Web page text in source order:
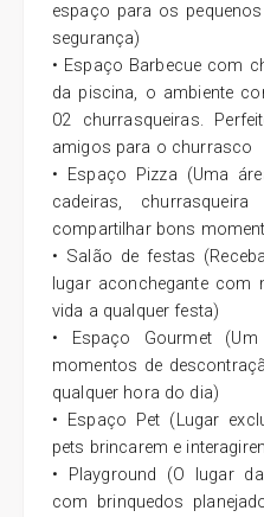
espaço para os
segurança)
• Espaço Barbecue com
da piscina, o ambiente
02 churrasqueiras.
amigos para o churrasco
• Espaço Pizza (Uma
cadeiras,
compartilhar bons
• Salão de festas
lugar aconchegante com
vida a qualquer festa)
• Espaço Gourmet
momentos de
qualquer hora do dia)
• Espaço Pet (Lugar
pets brincarem e
• Playground (O lugar
com brinquedos